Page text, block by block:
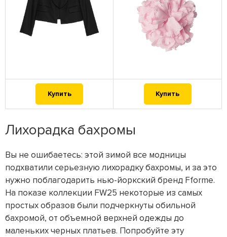
Купить Купить
Лихорадка бахромы
Вы не ошибаетесь: этой зимой все модницы
подхватили серьезную лихорадку бахромы, и за это
нужно поблагодарить нью-йоркский бренд Fforme.
На показе коллекции FW25 некоторые из самых
простых образов были подчеркнуты обильной
бахромой, от объемной верхней одежды до
маленьких черных платьев. Попробуйте эту